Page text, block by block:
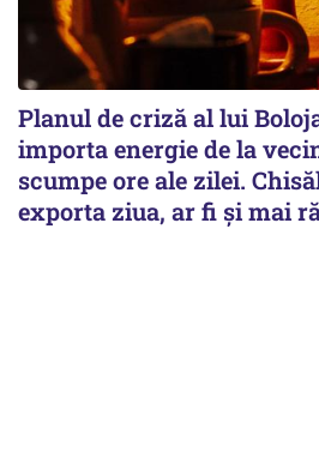
Planul de criză al lui
importa energie de la
scumpe ore ale zilei.
exporta ziua, ar fi și mai